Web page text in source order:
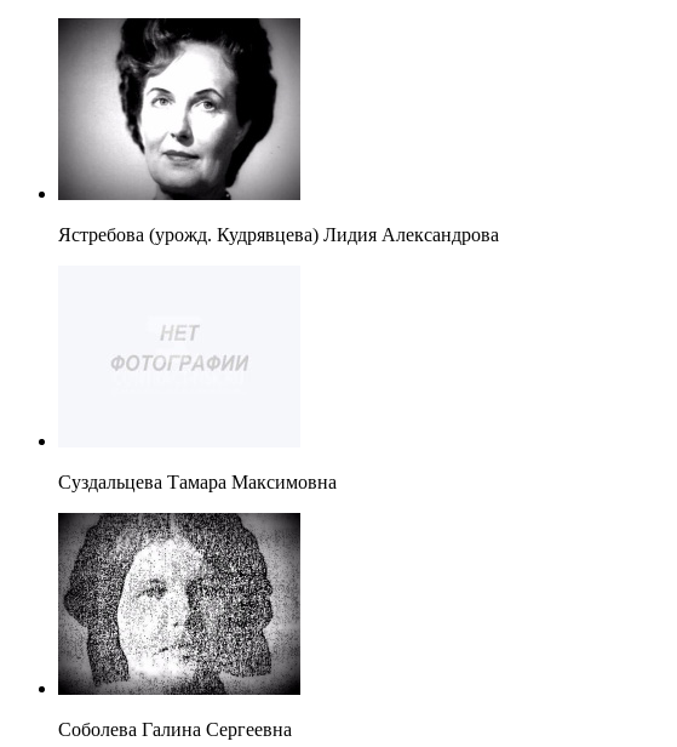
Ястребова (урожд. Кудрявцева) Лидия Александрова
Суздальцева Тамара Максимовна
Соболева Галина Сергеевна